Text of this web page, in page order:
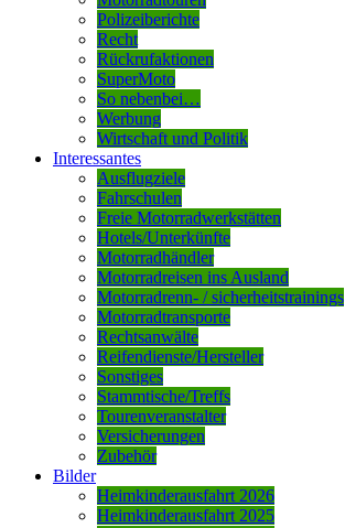
Polizeiberichte
Recht
Rückrufaktionen
SuperMoto
So nebenbei…
Werbung
Wirtschaft und Politik
Interessantes
Ausflugziele
Fahrschulen
Freie Motorradwerkstätten
Hotels/Unterkünfte
Motorradhändler
Motorradreisen ins Ausland
Motorradrenn- / sicherheitstrainings
Motorradtransporte
Rechtsanwälte
Reifendienste/Hersteller
Sonstiges
Stammtische/Treffs
Tourenveranstalter
Versicherungen
Zubehör
Bilder
Heimkinderausfahrt 2026
Heimkinderausfahrt 2025